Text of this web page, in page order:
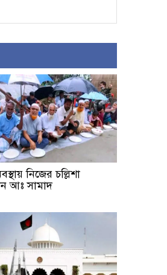
নিজের চল্লিশা
আঃ সামাদ